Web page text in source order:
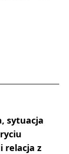
sytuacja
relacja z